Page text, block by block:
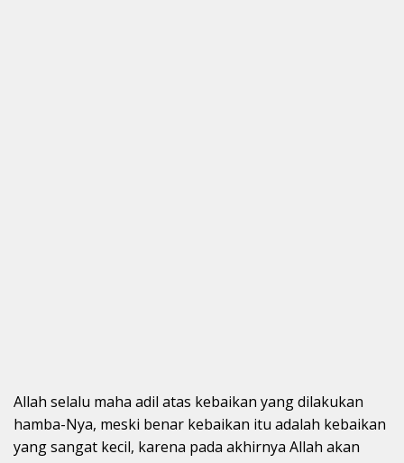
Allah selalu maha adil atas kebaikan yang dilakukan
hamba-Nya, meski benar kebaikan itu adalah kebaikan
yang sangat kecil, karena pada akhirnya Allah akan